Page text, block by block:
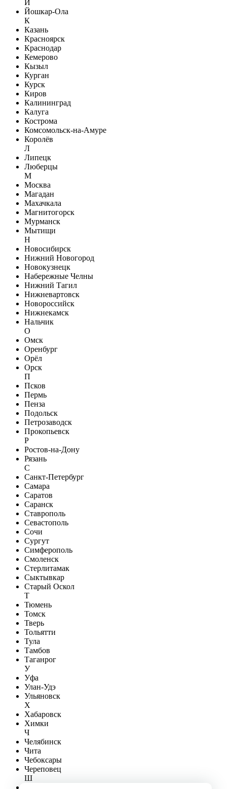
Й
Йошкар-Ола
К
Казань
Красноярск
Краснодар
Кемерово
Кызыл
Курган
Курск
Киров
Калининград
Калуга
Кострома
Комсомольск-на-Амуре
Королёв
Л
Липецк
Люберцы
М
Москва
Магадан
Махачкала
Магнитогорск
Мурманск
Мытищи
Н
Новосибирск
Нижний Новогород
Новокузнецк
Набережные Челны
Нижний Тагил
Нижневартовск
Новороссийск
Нижнекамск
Нальчик
О
Омск
Оренбург
Орёл
Орск
П
Псков
Пермь
Пенза
Подольск
Петрозаводск
Прокопьевск
Р
Ростов-на-Дону
Рязань
С
Санкт-Петербург
Самара
Саратов
Саранск
Ставрополь
Севастополь
Сочи
Сургут
Симферополь
Смоленск
Стерлитамак
Сыктывкар
Старый Оскол
Т
Тюмень
Томск
Тверь
Тольятти
Тула
Тамбов
Таганрог
У
Уфа
Улан-Удэ
Ульяновск
Х
Хабаровск
Химки
Ч
Челябинск
Чита
Чебоксары
Череповец
Ш